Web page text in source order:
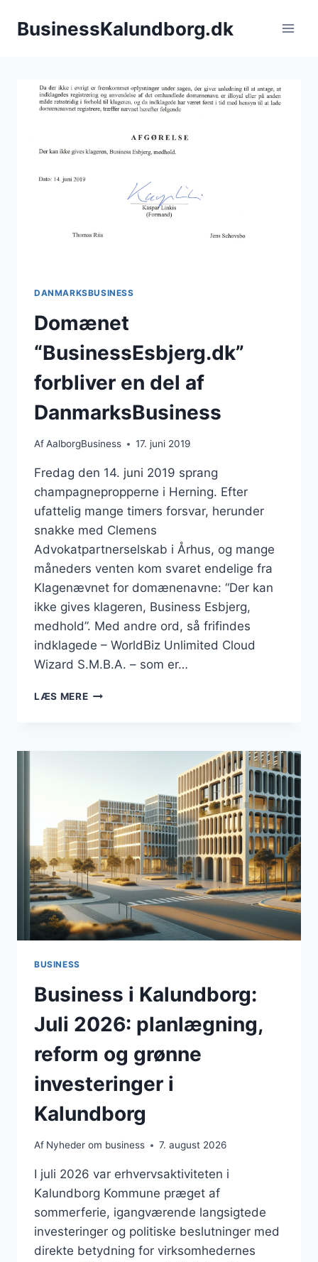
BusinessKalundborg.dk
DANMARKSBUSINESS
Domænet
“BusinessEsbjerg.dk”
forbliver en del af
DanmarksBusiness
AfAalborgBusiness 17. juni 2019
Fredag den 14. juni 2019 sprang
champagnepropperne i Herning. Efter
ufattelig mange timers forsvar, herunder
snakke med Clemens
Advokatpartnerselskab i Århus, og mange
måneders venten kom svaret endelige fra
Klagenævnet for domænenavne: “Der kan
ikke gives klageren, Business Esbjerg,
medhold”. Med andre ord, så frifindes
indklagede – WorldBiz Unlimited Cloud
Wizard S.M.B.A. – som er…
LÆS MEREDOMÆNET
DEL
DANMARKSBUSINESS
BUSINESS
Business i Kalundborg:
Juli 2026: planlægning,
reform og grønne
investeringer i
Kalundborg
Af Nyheder om business 7. august 2026
I juli 2026 var erhvervsaktiviteten i
Kalundborg Kommune præget af
sommerferie, igangværende langsigtede
investeringer og politiske beslutninger med
direkte betydning for virksomhedernes